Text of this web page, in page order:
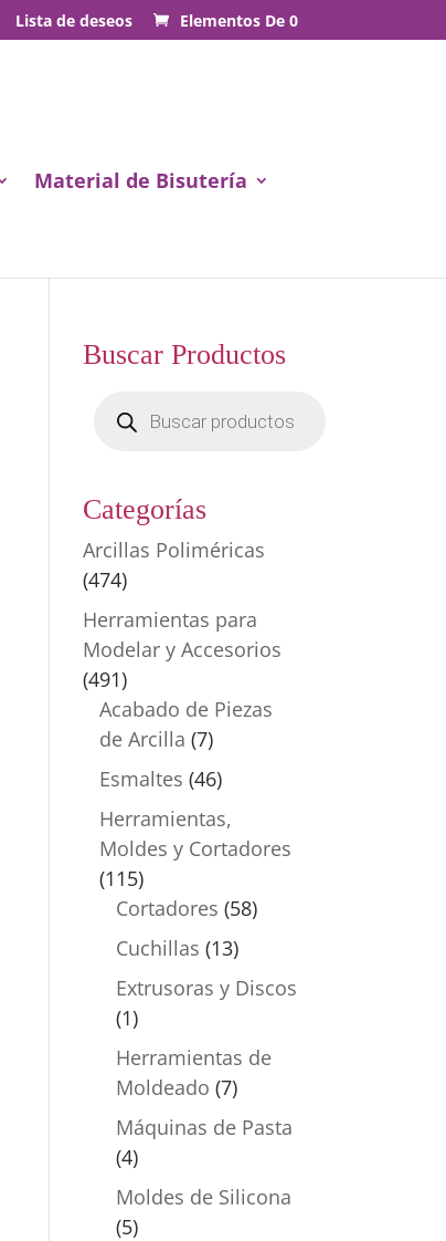
Lista de deseos Elementos De 0
Material de Bisutería
Buscar Productos
productos
Categorías
Arcillas Poliméricas
(474)
Herramientas para
Modelar y Accesorios
(491)
Acabado de Piezas
de Arcilla (7)
Esmaltes (46)
Herramientas,
Moldes y Cortadores
(115)
Cortadores (58)
Cuchillas (13)
Extrusoras y Discos
(1)
Herramientas de
Moldeado (7)
Máquinas de Pasta
(4)
Moldes de Silicona
(5)